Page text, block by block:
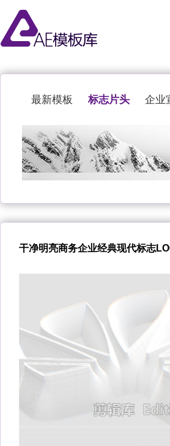
最新模板 标志片头 企业
干净明亮商务企业经典现代标志